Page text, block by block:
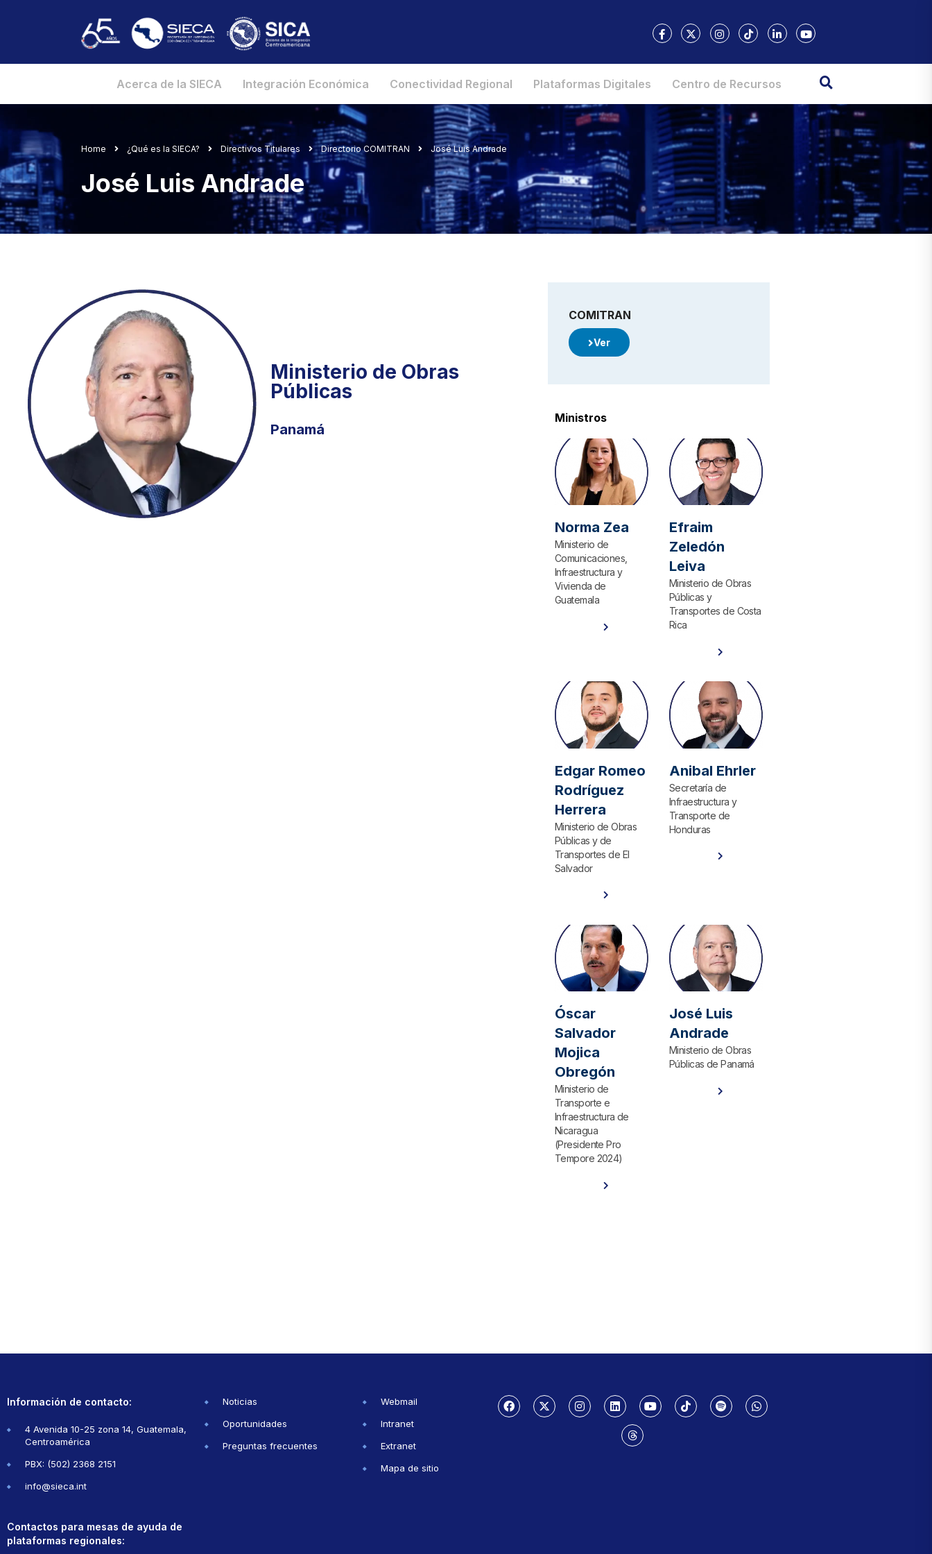
Acerca de la SIECA Integración Económica Conectividad Regional Plataformas Digitales Centro de Recursos
Home ¿Qué es la SIECA? Directivos Titulares Directorio COMITRAN José Luis Andrade
José Luis Andrade
Ministerio de Obras
Públicas
Panamá
COMITRAN
Ver
Ministros
Norma Zea
Ministerio de
Comunicaciones,
Infraestructura y
Vivienda de
Guatemala
Efraim
Zeledón
Leiva
Ministerio de Obras
Públicas y
Transportes de Costa
Rica
Edgar Romeo
Rodríguez
Herrera
Ministerio de Obras
Públicas y de
Transportes de El
Salvador
Anibal Ehrler​
Secretaría de
Infraestructura y
Transporte de
Honduras
Óscar
Salvador
Mojica
Obregón
Ministerio de
Transporte e
Infraestructura de
Nicaragua
(Presidente Pro
Tempore 2024)
José Luis
Andrade
Ministerio de Obras
Públicas de Panamá
Información de contacto:
4 Avenida 10-25 zona 14, Guatemala,
Centroamérica
PBX: (502) 2368 2151
info@sieca.int
Contactos para mesas de ayuda de
plataformas regionales:
Noticias
Oportunidades
Preguntas frecuentes
Webmail
Intranet
Extranet
Mapa de sitio